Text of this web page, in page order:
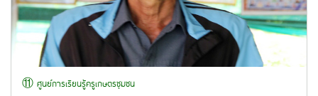
⑪ ศูนย์การเรียนรู้ครูเกษตรชุมชน